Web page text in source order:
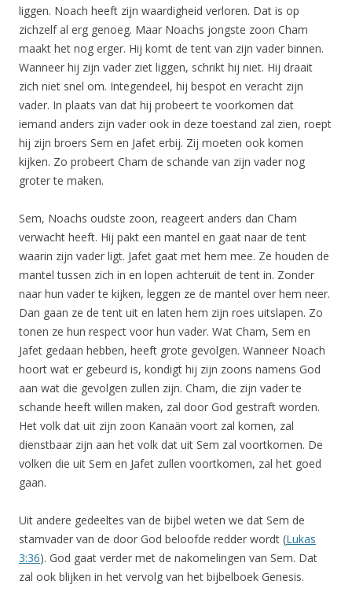
liggen. Noach heeft zijn waardigheid verloren. Dat is op
zichzelf al erg genoeg. Maar Noachs jongste zoon Cham
maakt het nog erger. Hij komt de tent van zijn vader binnen.
Wanneer hij zijn vader ziet liggen, schrikt hij niet. Hij draait
zich niet snel om. Integendeel, hij bespot en veracht zijn
vader. In plaats van dat hij probeert te voorkomen dat
iemand anders zijn vader ook in deze toestand zal zien, roept
hij zijn broers Sem en Jafet erbij. Zij moeten ook komen
kijken. Zo probeert Cham de schande van zijn vader nog
groter te maken.
Sem, Noachs oudste zoon, reageert anders dan Cham
verwacht heeft. Hij pakt een mantel en gaat naar de tent
waarin zijn vader ligt. Jafet gaat met hem mee. Ze houden de
mantel tussen zich in en lopen achteruit de tent in. Zonder
naar hun vader te kijken, leggen ze de mantel over hem neer.
Dan gaan ze de tent uit en laten hem zijn roes uitslapen. Zo
tonen ze hun respect voor hun vader. Wat Cham, Sem en
Jafet gedaan hebben, heeft grote gevolgen. Wanneer Noach
hoort wat er gebeurd is, kondigt hij zijn zoons namens God
aan wat die gevolgen zullen zijn. Cham, die zijn vader te
schande heeft willen maken, zal door God gestraft worden.
Het volk dat uit zijn zoon Kanaän voort zal komen, zal
dienstbaar zijn aan het volk dat uit Sem zal voortkomen. De
volken die uit Sem en Jafet zullen voortkomen, zal het goed
gaan.
Uit andere gedeeltes van de bijbel weten we dat Sem de
stamvader van de door God beloofde redder wordt (Lukas
3:36). God gaat verder met de nakomelingen van Sem. Dat
zal ook blijken in het vervolg van het bijbelboek Genesis.